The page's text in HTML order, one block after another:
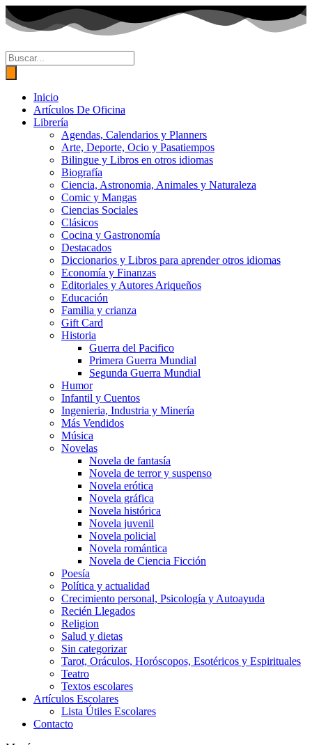
Ir
al
contenido
Búsqueda
de
productos
Inicio
Artículos De Oficina
Librería
Agendas, Calendarios y Planners
Arte, Deporte, Ocio y Pasatiempos
Bilingue y Libros en otros idiomas
Biografía
Ciencia, Astronomia, Animales y Naturaleza
Comic y Mangas
Ciencias Sociales
Clásicos
Cocina y Gastronomía
Destacados
Diccionarios y Libros para aprender otros idiomas
Economía y Finanzas
Editoriales y Autores Ariqueños
Educación
Familia y crianza
Gift Card
Historia
Guerra del Pacifico
Primera Guerra Mundial
Segunda Guerra Mundial
Humor
Infantil y Cuentos
Ingenieria, Industria y Minería
Más Vendidos
Música
Novelas
Novela de fantasía
Novela de terror y suspenso
Novela erótica
Novela gráfica
Novela histórica
Novela juvenil
Novela policial
Novela romántica
Novela de Ciencia Ficción
Poesía
Política y actualidad
Crecimiento personal, Psicología y Autoayuda
Recién Llegados
Religion
Salud y dietas
Sin categorizar
Tarot, Oráculos, Horóscopos, Esotéricos y Espirituales
Teatro
Textos escolares
Artículos Escolares
Lista Útiles Escolares
Contacto